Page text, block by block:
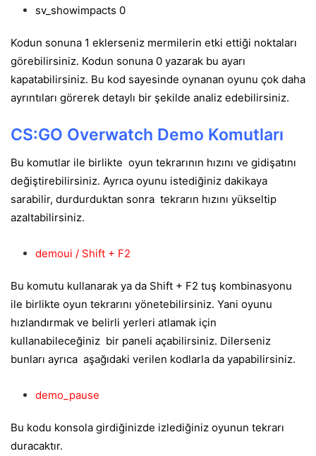
sv_showimpacts 0
Kodun sonuna 1 eklerseniz mermilerin etki ettiği noktaları
görebilirsiniz. Kodun sonuna 0 yazarak bu ayarı
kapatabilirsiniz. Bu kod sayesinde oynanan oyunu çok daha
ayrıntıları görerek detaylı bir şekilde analiz edebilirsiniz.
CS:GO Overwatch Demo Komutları
Bu komutlar ile birlikte oyun tekrarının hızını ve gidişatını
değiştirebilirsiniz. Ayrıca oyunu istediğiniz dakikaya
sarabilir, durdurduktan sonra tekrarın hızını yükseltip
azaltabilirsiniz.
demoui / Shift + F2
Bu komutu kullanarak ya da Shift + F2 tuş kombinasyonu
ile birlikte oyun tekrarını yönetebilirsiniz. Yani oyunu
hızlandırmak ve belirli yerleri atlamak için
kullanabileceğiniz bir paneli açabilirsiniz. Dilerseniz
bunları ayrıca aşağıdaki verilen kodlarla da yapabilirsiniz.
demo_pause
Bu kodu konsola girdiğinizde izlediğiniz oyunun tekrarı
duracaktır.